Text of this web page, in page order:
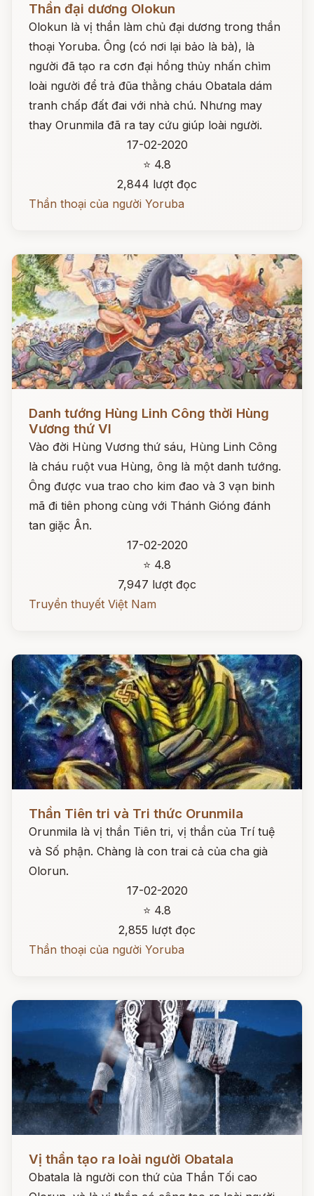
Thần đại dương Olokun
Olokun là vị thần làm chủ đại dương trong thần
thoại Yoruba. Ông (có nơi lại bảo là bà), là
người đã tạo ra cơn đại hồng thủy nhấn chìm
loài người để trả đũa thằng cháu Obatala dám
tranh chấp đất đai với nhà chú. Nhưng may
thay Orunmila đã ra tay cứu giúp loài người.
17-02-2020
⭐ 4.8
2,844 lượt đọc
Thần thoại của người Yoruba
Danh tướng Hùng Linh Công thời Hùng
Vương thứ VI
Vào đời Hùng Vương thứ sáu, Hùng Linh Công
là cháu ruột vua Hùng, ông là một danh tướng.
Ông được vua trao cho kim đao và 3 vạn binh
mã đi tiên phong cùng với Thánh Gióng đánh
tan giặc Ân.
17-02-2020
⭐ 4.8
7,947 lượt đọc
Truyền thuyết Việt Nam
Đọc ngay
Thần Tiên tri và Tri thức Orunmila
Orunmila là vị thần Tiên tri, vị thần của Trí tuệ
và Số phận. Chàng là con trai cả của cha già
Olorun.
17-02-2020
⭐ 4.8
2,855 lượt đọc
Thần thoại của người Yoruba
Đọc ngay
Vị thần tạo ra loài người Obatala
Obatala là người con thứ của Thần Tối cao